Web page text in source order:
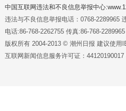
中国互联网违法和不良信息举报中心
违法与不良信息举报电话：0768-2289965
电话:86-768-2262755 传真:86-768-
版权所有 2004-2013 © 潮州日报 建议使用
互联网新闻信息服务许可证：44120190017